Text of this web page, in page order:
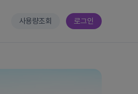
사용량조회 로그인